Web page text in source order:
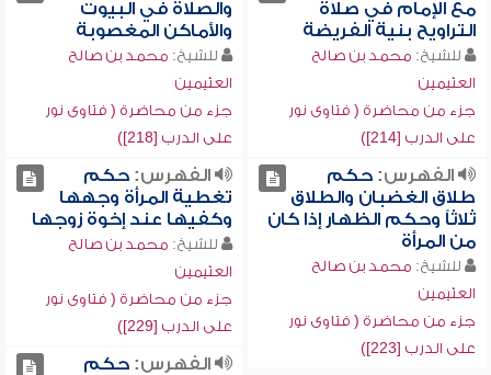
مع الإمام في صلاة
التراويح بنية الفريضة
للشيخ: محمد بن صالح
العثيمين
جزء من محاضرة ( فتاوى نور
على الدرب [214])
والصلاة في البيوت
والأماكن المغصوبة
للشيخ: محمد بن صالح
العثيمين
جزء من محاضرة ( فتاوى نور
على الدرب [218])
الفهرس:حكم
طلاق الغضبان والطلاق
ثلاثاً وحكم الظهار إذا كان
من المرأة
للشيخ: محمد بن صالح
العثيمين
جزء من محاضرة ( فتاوى نور
على الدرب [223])
الفهرس:حكم
تغطية المرأة وجهها
وكفيها عند إخوة زوجها
للشيخ: محمد بن صالح
العثيمين
جزء من محاضرة ( فتاوى نور
على الدرب [229])
الفهرس:حكم